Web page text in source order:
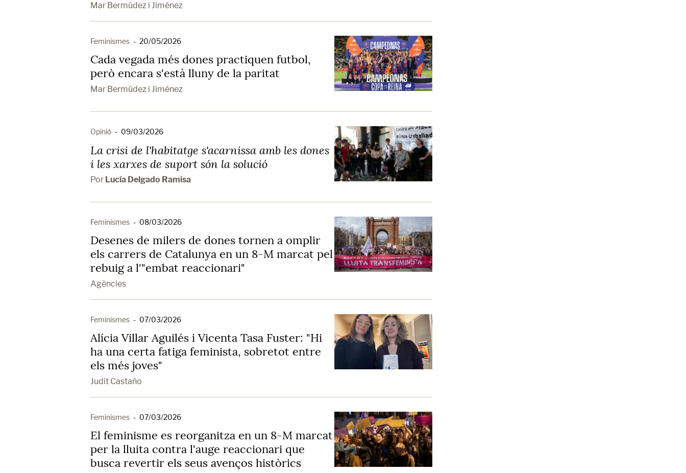
Mar Bermúdez i Jiménez
Feminismes - 20/05/2026
Cada vegada més dones practiquen futbol,
però encara s'està lluny de la paritat
Mar Bermúdez i Jiménez
Opinió - 09/03/2026
La crisi de l'habitatge s'acarnissa amb les dones
i les xarxes de suport són la solució
Por Lucía Delgado Ramisa
Feminismes - 08/03/2026
Desenes de milers de dones tornen a omplir
els carrers de Catalunya en un 8-M marcat pel
rebuig a l'"embat reaccionari"
Agències
Feminismes - 07/03/2026
Alícia Villar Aguilés i Vicenta Tasa Fuster: "Hi
ha una certa fatiga feminista, sobretot entre
els més joves"
Judit Castaño
Feminismes - 07/03/2026
El feminisme es reorganitza en un 8-M marcat
per la lluita contra l'auge reaccionari que
busca revertir els seus avenços històrics